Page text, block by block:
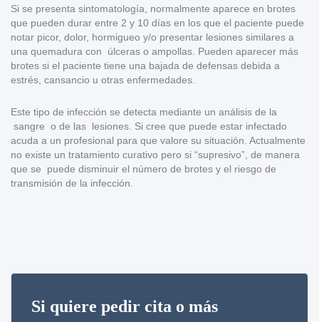
Si se presenta sintomatología, normalmente aparece en brotes
que pueden durar entre 2 y 10 días en los que el paciente puede
notar picor, dolor, hormigueo y/o presentar lesiones similares a
una quemadura con úlceras o ampollas. Pueden aparecer más
brotes si el paciente tiene una bajada de defensas debida a
estrés, cansancio u otras enfermedades.
Este tipo de infección se detecta mediante un análisis de la
sangre o de las lesiones. Si cree que puede estar infectado
acuda a un profesional para que valore su situación. Actualmente
no existe un tratamiento curativo pero si “supresivo”, de manera
que se puede disminuir el número de brotes y el riesgo de
transmisión de la infección.
Si quiere pedir cita o más